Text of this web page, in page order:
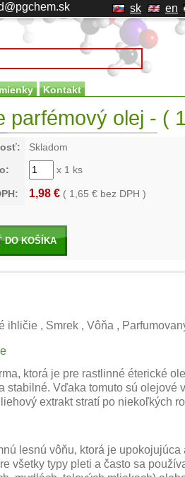
sk en
Kontakt
parfémový olej - (
Skladom
x 1 ks
1,98 € ( 1,65 € bez DPH )
DO KOŠÍKA
ihličie , Smrek , Vôňa ,
ktorá je pre rastlinné éterické
stabilné. Vďaka tomuto sú olejové
extrakt stratí po niekoľkých
lesnú vôňu, ktorá je
všetky typy pleti a často sa